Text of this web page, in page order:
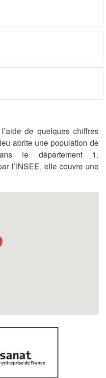
de quelques chiffres
abrite une population de
le département 1,
l’INSEE, elle couvre une